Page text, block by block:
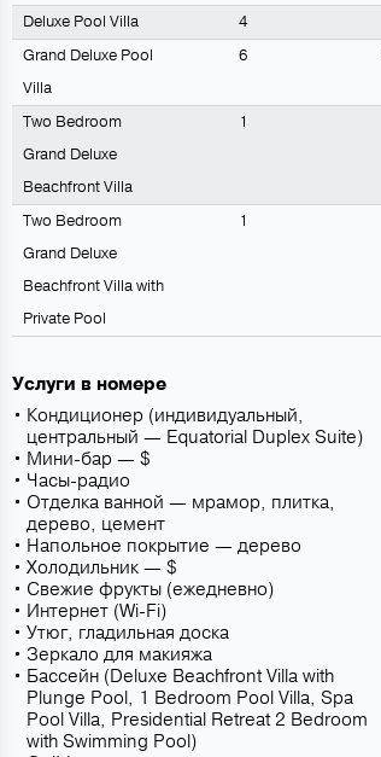
Deluxe Pool Villa 4
Grand Deluxe Pool
Villa
6
Two Bedroom
Grand Deluxe
Beachfront Villa
1
Two Bedroom
Grand Deluxe
Beachfront Villa with
Private Pool
1
Услуги в номере
Кондиционер (индивидуальный,
центральный — Equatorial Duplex Suite)
Мини-бар — $
Часы-радио
Отделка ванной — мрамор, плитка,
дерево, цемент
Напольное покрытие — дерево
Холодильник — $
Свежие фрукты (ежедневно)
Интернет (Wi-Fi)
Утюг, гладильная доска
Зеркало для макияжа
Бассейн (Deluxe Beachfront Villa with
Plunge Pool, 1 Bedroom Pool Villa, Spa
Pool Villa, Presidential Retreat 2 Bedroom
with Swimming Pool)